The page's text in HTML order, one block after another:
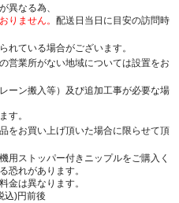
異なる為、
りません。 配送日当日に目安の訪問時
れている場合がございます。
営業所がない地域については設置をお
ーン搬入等）及び追加工事が必要な場
す。
をお買い上げ頂いた場合に限らせて頂
用ストッパー付きニップルをご購入く
恐れがあります。
金は異なります。
込)円前後